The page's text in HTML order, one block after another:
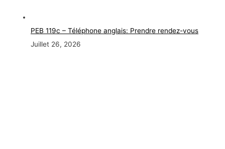
PEB 119c – Téléphone anglais: Prendre rendez-vous
Juillet 26, 2026